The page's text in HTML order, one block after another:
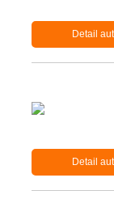
Detail
Detail